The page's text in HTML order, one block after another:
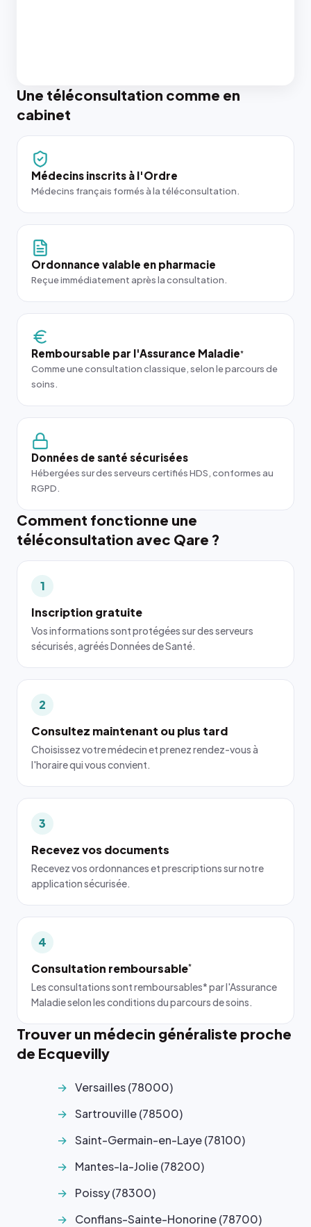
Une téléconsultation comme en
cabinet
Médecins inscrits à l'Ordre
Médecins français formés à la téléconsultation.
Ordonnance valable en pharmacie
Reçue immédiatement après la consultation.
Remboursable par l'Assurance Maladie*
Comme une consultation classique, selon le parcours de
soins.
Données de santé sécurisées
Hébergées sur des serveurs certifiés HDS, conformes au
RGPD.
Comment fonctionne une
téléconsultation avec Qare ?
1
Inscription gratuite
Vos informations sont protégées sur des serveurs
sécurisés, agréés Données de Santé.
2
Consultez maintenant ou plus tard
Choisissez votre médecin et prenez rendez-vous à
l'horaire qui vous convient.
3
Recevez vos documents
Recevez vos ordonnances et prescriptions sur notre
application sécurisée.
4
Consultation remboursable*
Les consultations sont remboursables* par l'Assurance
Maladie selon les conditions du parcours de soins.
Trouver un médecin généraliste proche
de Ecquevilly
Versailles (78000)
Sartrouville (78500)
Saint-Germain-en-Laye (78100)
Mantes-la-Jolie (78200)
Poissy (78300)
Conflans-Sainte-Honorine (78700)